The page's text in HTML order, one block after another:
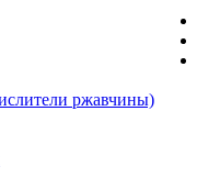
ржавчины)